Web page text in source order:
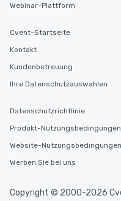
Webinar-Plattform
Cvent-Startseite
Kontakt
Kundenbetreuung
Ihre Datenschutzauswahlen
Datenschutzrichtlinie
Produkt-Nutzungsbedingungen
Website-Nutzungsbedingungen
Werben Sie bei uns
Copyright © 2000-2026